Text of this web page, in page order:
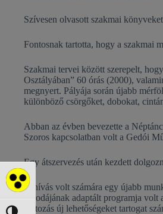
Akadálymentes mód
Szívesen olvasott szakmai
Fontosnak tartotta, hogy a szakmai
Szakmai tervei között szerepelt,
Osztályában” 60 órás (2000),
megnyert. Pályája során újabb
különböző csörgőket, dobokat,
Abban az évben bevezette a
Szoros kapcsolatban volt a Gedói
Egy átszervezés után kezdett
Kihívás volt számára egy újabb
Óvodájának adaptált programja volt
változás új lehetőségeket tartogat